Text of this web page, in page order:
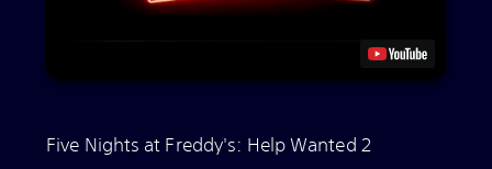
Five Nights at Freddy's: Help Wanted 2